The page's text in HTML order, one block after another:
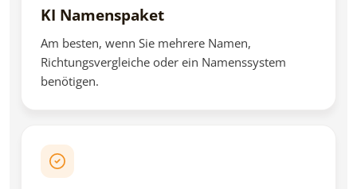
KI Namenspaket
Am besten, wenn Sie mehrere Namen,
Richtungsvergleiche oder ein Namenssystem
benötigen.